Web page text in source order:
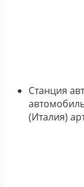
Станция
(Италия)